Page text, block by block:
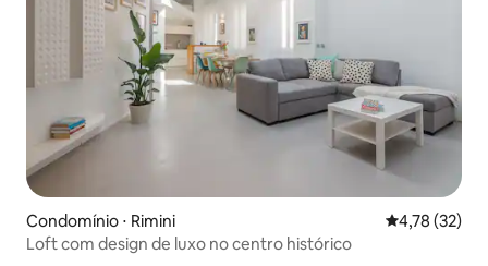
Condomínio ⋅ Rimini 4,78 de uma
4,78 (32)
Loft com design de luxo no centro histórico